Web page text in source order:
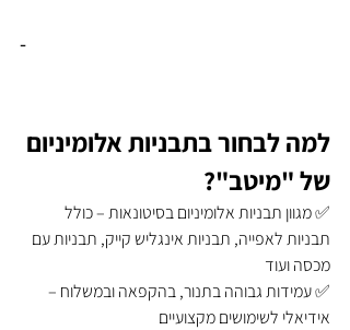
למה לבחור בתבניות אלומיניום
של "מיטב"?
✅ מגוון תבניות אלומיניום בסיטונאות – כולל
תבניות לאפייה, תבניות אינגליש קייק, תבניות עם
מכסה ועוד
✅ עמידות גבוהה בתנור, בהקפאה ובמשלוח –
אידיאלי לשימושים מקצועיים